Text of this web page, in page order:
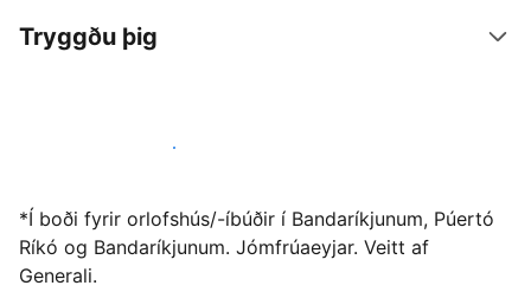
Tryggðu þig
Vertu gestgjafi hjá okkur í dag
*Í boði fyrir orlofshús/-íbúðir í Bandaríkjunum, Púertó
Ríkó og Bandaríkjunum. Jómfrúaeyjar. Veitt af
Generali.